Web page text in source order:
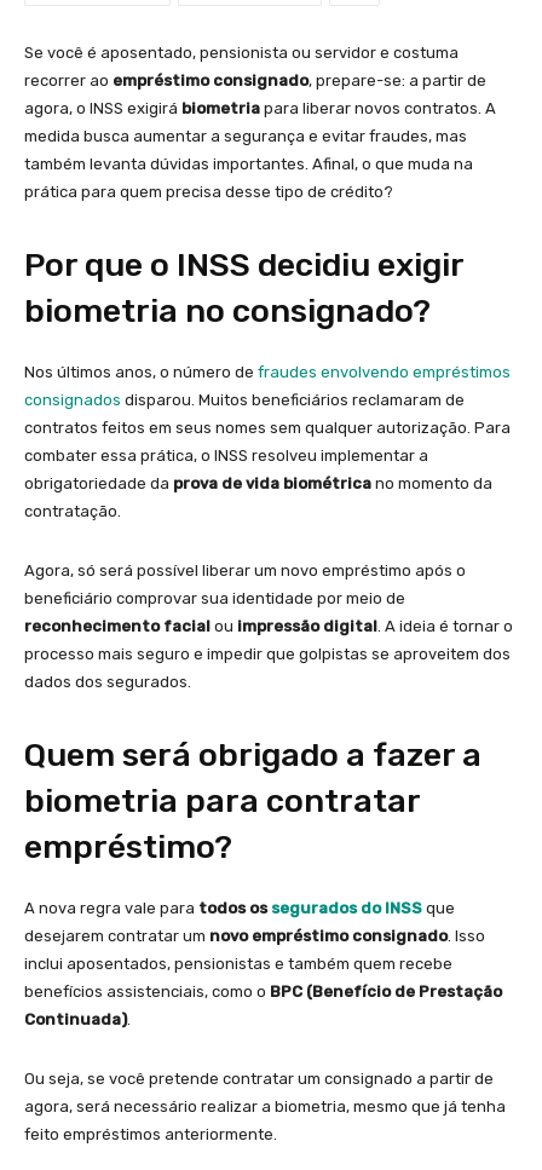
Se você é aposentado, pensionista ou servidor e costuma
recorrer ao empréstimo consignado, prepare-se: a partir de
agora, o INSS exigirá biometria para liberar novos contratos. A
medida busca aumentar a segurança e evitar fraudes, mas
também levanta dúvidas importantes. Afinal, o que muda na
prática para quem precisa desse tipo de crédito?
Por que o INSS decidiu exigir
biometria no consignado?
Nos últimos anos, o número de fraudes envolvendo empréstimos
consignados disparou. Muitos beneficiários reclamaram de
contratos feitos em seus nomes sem qualquer autorização. Para
combater essa prática, o INSS resolveu implementar a
obrigatoriedade da prova de vida biométrica no momento da
contratação.
Agora, só será possível liberar um novo empréstimo após o
beneficiário comprovar sua identidade por meio de
reconhecimento facial ou impressão digital. A ideia é tornar o
processo mais seguro e impedir que golpistas se aproveitem dos
dados dos segurados.
Quem será obrigado a fazer a
biometria para contratar
empréstimo?
A nova regra vale para todos os segurados do INSS que
desejarem contratar um novo empréstimo consignado. Isso
inclui aposentados, pensionistas e também quem recebe
benefícios assistenciais, como o BPC (Benefício de Prestação
Continuada).
Ou seja, se você pretende contratar um consignado a partir de
agora, será necessário realizar a biometria, mesmo que já tenha
feito empréstimos anteriormente.